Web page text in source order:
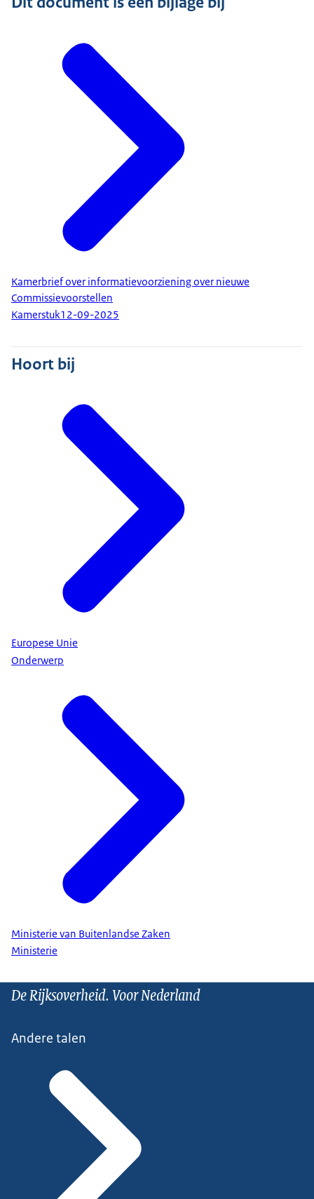
Kamerbrief over informatievoorziening over nieuwe
Commissievoorstellen
Kamerstuk12-09-2025
Hoort bij
Europese Unie
Onderwerp
Ministerie van Buitenlandse Zaken
Ministerie
De Rijksoverheid. Voor Nederland
Andere talen